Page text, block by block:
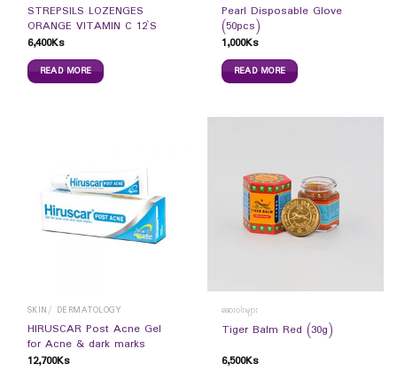
STREPSILS LOZENGES
ORANGE VITAMIN C 12`S
6,400Ks
READ MORE
Pearl Disposable Glove
(50pcs)
1,000Ks
READ MORE
SKIN/ DERMATOLOGY
HIRUSCAR Post Acne Gel
for Acne & dark marks
12,700Ks
ဆေးဝါးများ
Tiger Balm Red (30g)
6,500Ks